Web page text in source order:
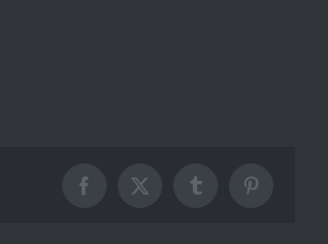
Facebook
X TumblrPinterest